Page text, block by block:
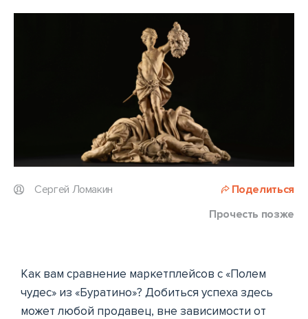
Сергей Ломакин
Поделиться
Прочесть позже
Как вам сравнение маркетплейсов с «Полем
чудес» из «Буратино»? Добиться успеха здесь
может любой продавец, вне зависимости от